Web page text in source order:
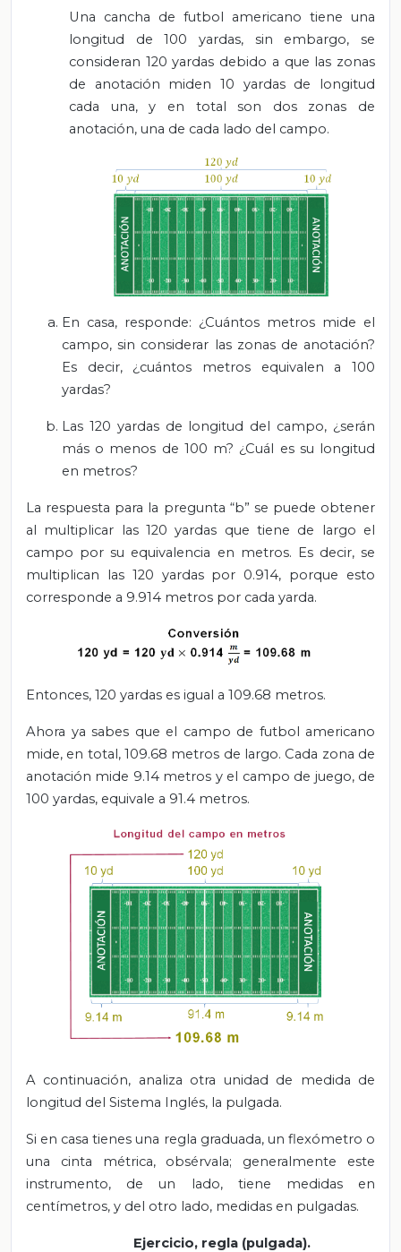
Una cancha de futbol americano tiene una
longitud de 100 yardas, sin embargo, se
consideran 120 yardas debido a que las zonas
de anotación miden 10 yardas de longitud
cada una, y en total son dos zonas de
anotación, una de cada lado del campo.
En casa, responde: ¿Cuántos metros mide el
campo, sin considerar las zonas de anotación?
Es decir, ¿cuántos metros equivalen a 100
yardas?
Las 120 yardas de longitud del campo, ¿serán
más o menos de 100 m? ¿Cuál es su longitud
en metros?
La respuesta para la pregunta “b” se puede obtener
al multiplicar las 120 yardas que tiene de largo el
campo por su equivalencia en metros. Es decir, se
multiplican las 120 yardas por 0.914, porque esto
corresponde a 9.914 metros por cada yarda.
Entonces, 120 yardas es igual a 109.68 metros.
Ahora ya sabes que el campo de futbol americano
mide, en total, 109.68 metros de largo. Cada zona de
anotación mide 9.14 metros y el campo de juego, de
100 yardas, equivale a 91.4 metros.
A continuación, analiza otra unidad de medida de
longitud del Sistema Inglés, la pulgada.
Si en casa tienes una regla graduada, un flexómetro o
una cinta métrica, obsérvala; generalmente este
instrumento, de un lado, tiene medidas en
centímetros, y del otro lado, medidas en pulgadas.
Ejercicio, regla (pulgada).